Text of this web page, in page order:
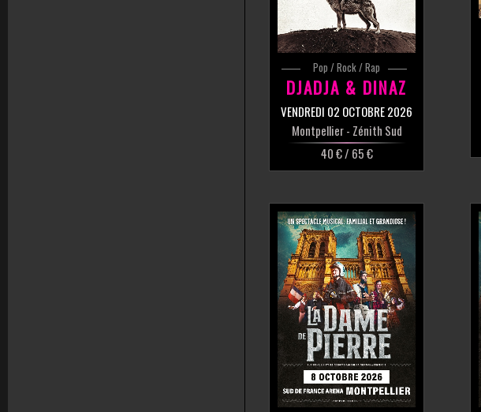
Pop / Rock / Rap
DJADJA & DINAZ
VENDREDI 02 OCTOBRE 2026
Montpellier- Zénith Sud
40 € / 65 €